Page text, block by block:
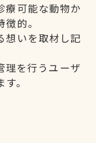
療可能な動物か
的。
想いを取材し記
理を行うユーザ
。